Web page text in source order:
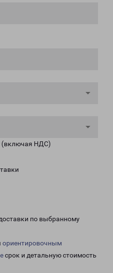
(включая НДС)
по выбранному
ориентировочным
срок и детальную стоимость